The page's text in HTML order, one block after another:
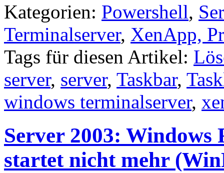
Kategorien: Powershell,
Terminalserver, XenApp,
Tags für diesen Artikel:
server, server, Taskbar,
windows terminalserver,
Server 2003: Windows
startet nicht mehr